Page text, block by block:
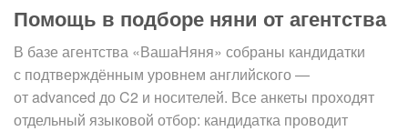
Помощь в подборе няни от агентства
В базе агентства «ВашаНяня» собраны кандидатки
с подтверждённым уровнем английского —
от advanced до C2 и носителей. Все анкеты проходят
отдельный языковой отбор: кандидатка проводит